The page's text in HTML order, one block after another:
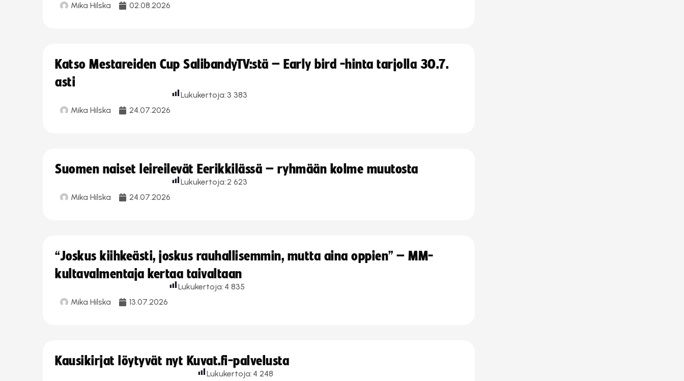
Mika Hilska 02.08.2026
Katso Mestareiden Cup SalibandyTV:stä – Early bird -hinta tarjolla 30.7.
asti
Mika Hilska 24.07.2026
Lukukertoja: 3 383
Suomen naiset leireilevät Eerikkilässä – ryhmään kolme muutosta
Mika Hilska 24.07.2026
Lukukertoja:2 623
“Joskus kiihkeästi, joskus rauhallisemmin, mutta aina oppien” – MM-
kultavalmentaja kertaa taivaltaan
Mika Hilska 13.07.2026
Lukukertoja: 4 835
Kausikirjat löytyvät nyt Kuvat.fi-palvelusta
Lukukertoja: 4 248